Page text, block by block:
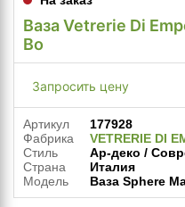
Ваза Vetrerie Di
Bo
Запросить цену
Артикул
177928
Фабрика
VETRERIE DI
Стиль
Ар-деко /
Страна
Италия
Модель
Ваза Sphere